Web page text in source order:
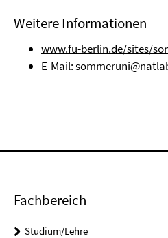
Weitere Informationen
www.fu-berlin.de/sites/
E-Mail:
Fachbereich
Studium/Lehre